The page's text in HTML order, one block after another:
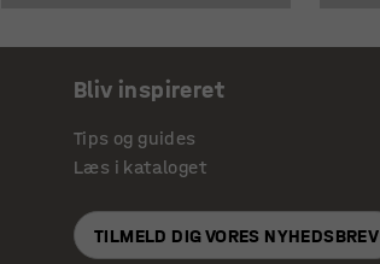
Bliv inspireret
Tips og guides
Læs i kataloget
TILMELD DIG VORES NYHEDSBREV